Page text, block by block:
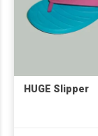
HUGE Slipper